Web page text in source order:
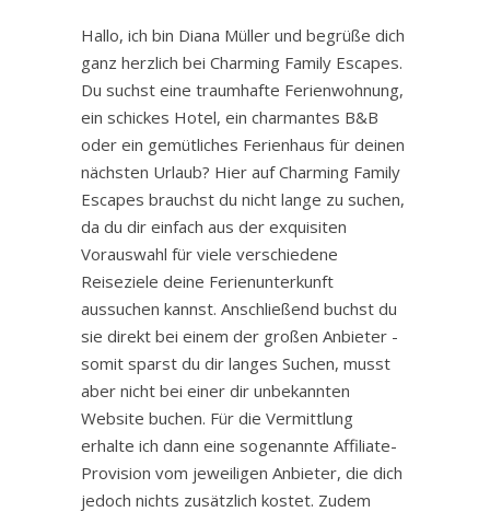
Hallo, ich bin Diana Müller und begrüße dich
ganz herzlich bei Charming Family Escapes.
Du suchst eine traumhafte Ferienwohnung,
ein schickes Hotel, ein charmantes B&B
oder ein gemütliches Ferienhaus für deinen
nächsten Urlaub? Hier auf Charming Family
Escapes brauchst du nicht lange zu suchen,
da du dir einfach aus der exquisiten
Vorauswahl für viele verschiedene
Reiseziele deine Ferienunterkunft
aussuchen kannst. Anschließend buchst du
sie direkt bei einem der großen Anbieter -
somit sparst du dir langes Suchen, musst
aber nicht bei einer dir unbekannten
Website buchen. Für die Vermittlung
erhalte ich dann eine sogenannte Affiliate-
Provision vom jeweiligen Anbieter, die dich
jedoch nichts zusätzlich kostet. Zudem